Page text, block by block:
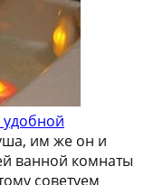
удобной
им же он и
ванной комнаты
советуем